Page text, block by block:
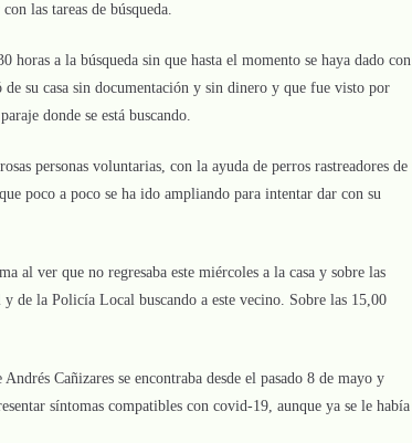
las tareas de búsqueda.
horas a la búsqueda sin que hasta el momento se haya dado con
su casa sin documentación y sin dinero y que fue visto por
donde se está buscando.
personas voluntarias, con la ayuda de perros rastreadores de
poco a poco se ha ido ampliando para intentar dar con su
al ver que no regresaba este miércoles a la casa y sobre las
de la Policía Local buscando a este vecino. Sobre las 15,00
Cañizares se encontraba desde el pasado 8 de mayo y
síntomas compatibles con covid-19, aunque ya se le había